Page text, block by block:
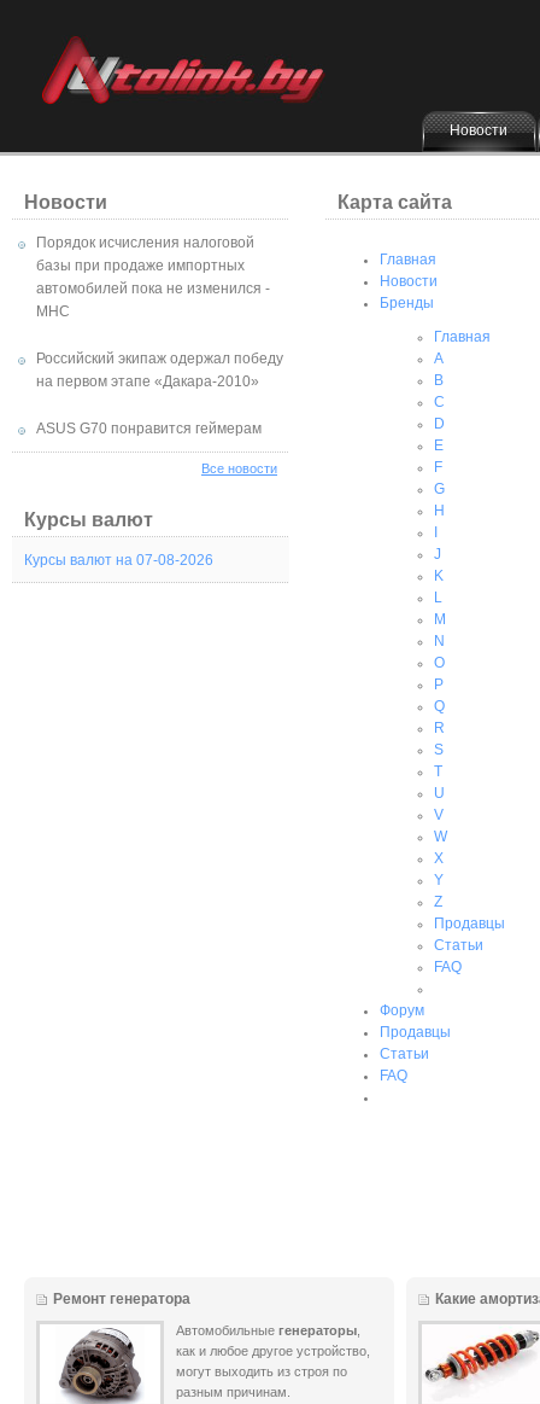
Новости
Новости
Порядок исчисления налоговой
базы при продаже импортных
автомобилей пока не изменился -
МНС
Российский экипаж одержал победу
на первом этапе «Дакара-2010»
ASUS G70 понравится геймерам
Все новости
Курсы валют
Курсы валют на 07-08-2026
Карта сайта
Главная
Новости
Бренды
Главная
A
B
C
D
E
F
G
H
J
K
L
M
N
O
P
Q
R
S
T
U
V
W
X
Y
Z
Продавцы
Статьи
FAQ
Форум
Продавцы
Статьи
FAQ
Ремонт генератора
Автомобильные генераторы
как и любое другое устройство,
могут выходить из строя по
разным причинам.
Какие